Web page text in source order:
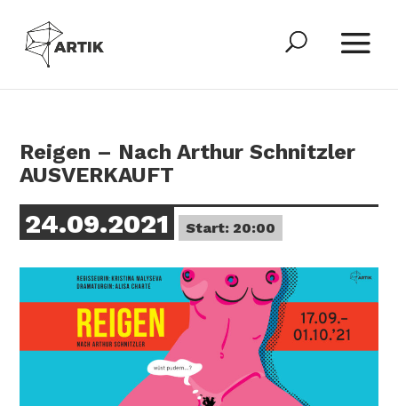
Reigen – Nach Arthur Schnitzler
AUSVERKAUFT
24.09.2021 Start: 20:00